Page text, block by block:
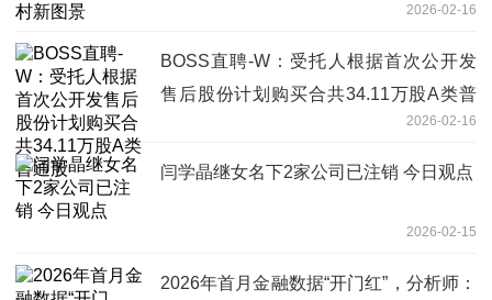
2026-02-16
BOSS直聘-W：受托人根据首次公开发
售后股份计划购买合共34.11万股A类普
2026-02-16
闫学晶继女名下2家公司已注销 今日观点
2026-02-15
2026年首月金融数据“开门红”，分析师：